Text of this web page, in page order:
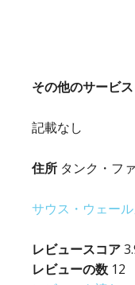
その他のサービス
記載なし
住所 タンク・フ
サウス・ウェー
レビュースコア
レビューの数 12